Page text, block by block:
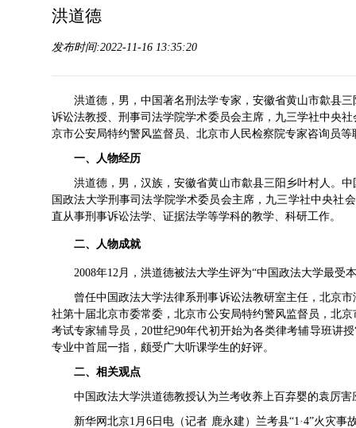
洪道德
发布时间:2022-11-16 13:35:20
洪道德，男，中国著名刑法学专家， 安徽省黄山市歙县
诉讼法教授、刑事司法学院学术委员会主席， 九三学社中央社
京市公安局特约警风监督员、 北京市人民检察院专家咨询员等
一、 人物经历
洪道德，男，汉族，安徽省黄山市歙县三阳乡叶村人。
国政法大学刑事司法学院学术委员会主席，九三学社中央社
直从事刑事诉讼法学、证据法学等学科的教学、科研工作。
二、人物成就
2008年12月，洪道德被法大学生评为“中国政法大学最受
曾任中国政法大学法律系刑事诉讼法教研室主任，北京市
社第十届北京市委常委，北京市公安局特约警风监督员， 北京
考试专家辅导员，20世纪90年代初开始为各类律考辅导班讲
专业中首屈一指，颇受广大听课学生的好评。
二、 相关观点
中国政法大学洪道德教授认为兰考收养上百弃婴的袁厉害
新华网北京1月6日电（记者 鹿永建） 兰考县“1·4”火灾事